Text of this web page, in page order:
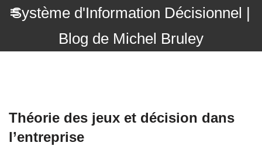
Système d'Information Décisionnel |
Blog de Michel Bruley
Théorie des jeux et décision dans
l’entreprise